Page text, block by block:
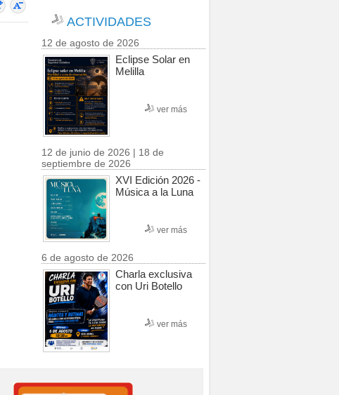
ACTIVIDADES
12 de agosto de 2026
Eclipse Solar en
Melilla
ver más
12 de junio de 2026 | 18 de
septiembre de 2026
XVI Edición 2026 -
Música a la Luna
ver más
6 de agosto de 2026
Charla exclusiva
con Uri Botello
ver más